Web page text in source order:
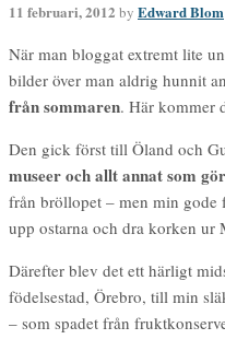
11 februari, 2012 by Edward Blom
När man bloggat extremt lite
bilder över man aldrig hunnit
från sommaren. Här kommer
Den gick först till Öland och
museer och allt annat som
från bröllopet – men min gode
upp ostarna och dra korken ur
Därefter blev det ett härligt
födelsestad, Örebro, till min
– som spadet från